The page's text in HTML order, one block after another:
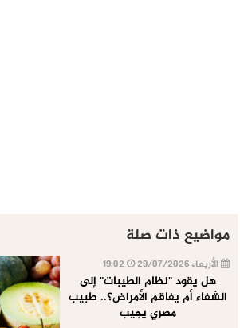
مواضيع ذات صلة
الأربعاء 29/07/2026
هل يقود "نظام الطيبات" إلى
الشفاء أم يفاقم الأمراض؟.. طبيب
مصري يجيب